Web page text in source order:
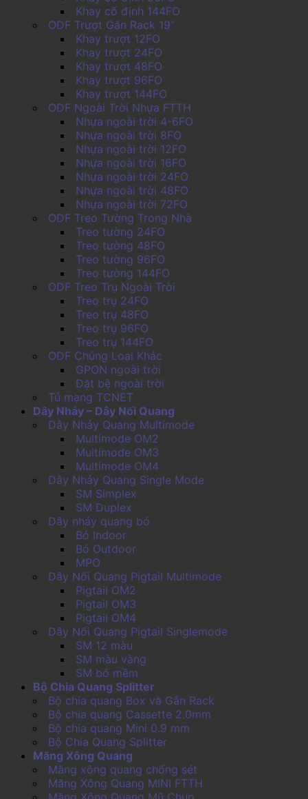
Khay cố định 144FO
ODF Trượt Gắn Rack 19”
Khay trượt 12FO
Khay trượt 24FO
Khay trượt 48FO
Khay trượt 96FO
Khay trượt 144FO
ODF Ngoài Trời Nhựa FTTH
Nhựa ngoài trời 4-6FO
Nhựa ngoài trời 8FO
Nhựa ngoài trời 12FO
Nhựa ngoài trời 16FO
Nhựa ngoài trời 24FO
Nhựa ngoài trời 48FO
Nhựa ngoài trời 72FO
ODF Treo Tường Trong Nhà
Treo tường 24FO
Treo tường 48FO
Treo tường 96FO
Treo tường 144FO
ODF Treo Trụ Ngoài Trời
Treo trụ 24FO
Treo trụ 48FO
Treo trụ 96FO
Treo trụ 144FO
ODF Chủng Loại Khác
GPON ngoài trời
Đặt bệ ngoài trời
Tủ mạng TCNET
Dây Nhảy – Dây Nối Quang
Dây Nhảy Quang Multimode
Multimode OM2
Multimode OM3
Multimode OM4
Dây Nhảy Quang Single Mode
SM Simplex
SM Duplex
Dây nhảy quang bó
Bó Indoor
Bó Outdoor
MPO
Dây Nối Quang Pigtail Multimode
Pigtail OM2
Pigtail OM3
Pigtail OM4
Dây Nối Quang Pigtail Singlemode
SM 12 màu
SM màu vàng
SM bó mềm
Bộ Chia Quang Splitter
Bộ chia quang Box và Gắn Rack
Bộ chia quang Cassette 2.0mm
Bộ chia quang Mini 0.9 mm
Bộ Chia Quang Splitter
Măng Xông Quang
Măng xông quang chống sét
Măng Xông Quang MINI FTTH